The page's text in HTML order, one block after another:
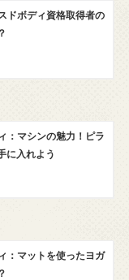
ドボディ資格取得者の
：マシンの魅力！ピラ
に入れよう
：マットを使ったヨガ